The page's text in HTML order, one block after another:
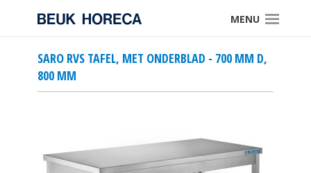
MENU
SARO RVS TAFEL, MET ONDERBLAD - 700 MM D,
800 MM